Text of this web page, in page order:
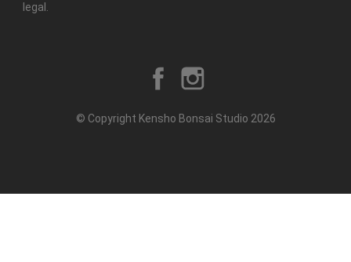
legal.
Facebook
© Copyright Kensho Bonsai Studio 2026